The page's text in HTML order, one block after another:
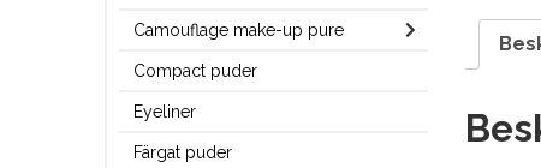
Camouflage make-up pure
Compact puder
Eyeliner
Färgat puder